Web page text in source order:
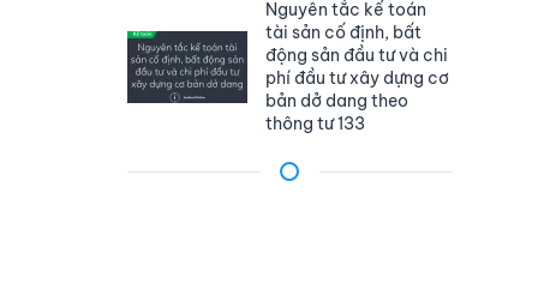
Nguyên tắc kế toán
tài sản cố định, bất
động sản đầu tư và chi
phí đầu tư xây dựng cơ
bản dở dang theo
thông tư 133